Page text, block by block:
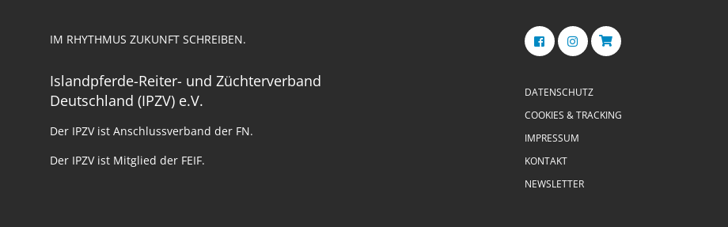
IM RHYTHMUS ZUKUNFT SCHREIBEN.
Islandpferde-Reiter- und Züchterverband
Deutschland (IPZV) e.V.
Der IPZV ist Anschlussverband der FN.
Der IPZV ist Mitglied der FEIF.
DATENSCHUTZ
COOKIES & TRACKING
IMPRESSUM
KONTAKT
NEWSLETTER